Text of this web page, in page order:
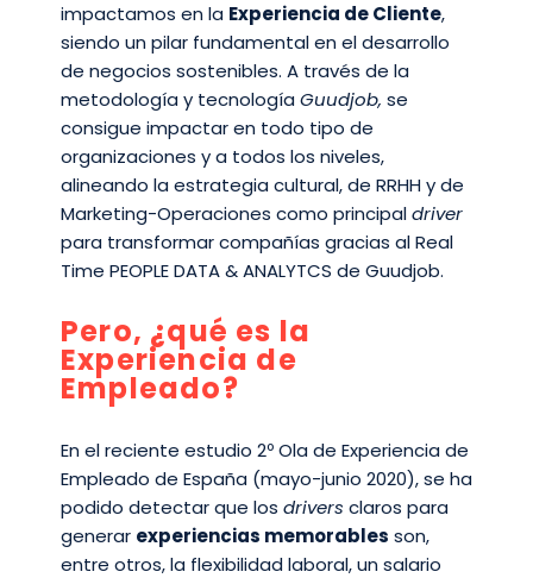
impactamos en la Experiencia de Cliente,
siendo un pilar fundamental en el desarrollo
de negocios sostenibles. A través de la
metodología y tecnología Guudjob, se
consigue impactar en todo tipo de
organizaciones y a todos los niveles,
alineando la estrategia cultural, de RRHH y de
Marketing-Operaciones como principaldriver
para transformar compañías gracias al Real
Time PEOPLE DATA & ANALYTCS de Guudjob.
Pero, ¿qué es la
Experiencia de
Empleado?
En el reciente estudio 2º Ola de Experiencia de
Empleado de España (mayo-junio 2020), se ha
podido detectar que los drivers claros para
generar experiencias memorables son,
entre otros, la flexibilidad laboral, un salario